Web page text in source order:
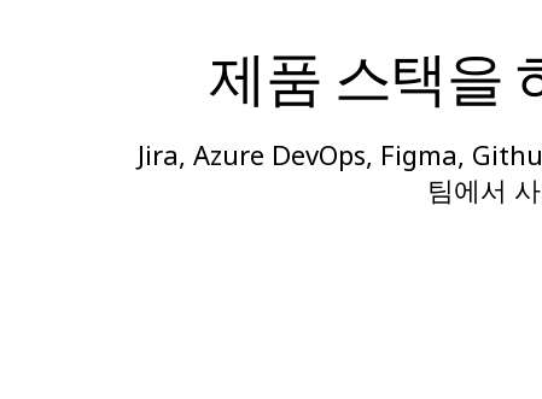
제품 스택을
Jira, Azure DevOps, Figma,
팀에서